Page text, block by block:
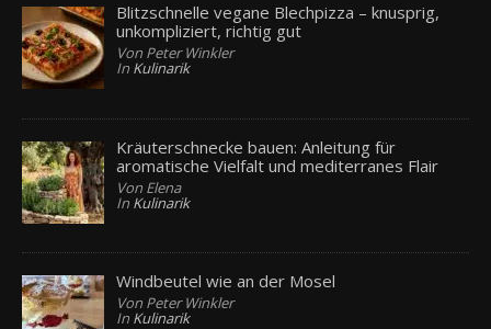
Blitzschnelle vegane Blechpizza – knusprig,
unkompliziert, richtig gut
Von Peter Winkler
In Kulinarik
Kräuterschnecke bauen: Anleitung für
aromatische Vielfalt und mediterranes Flair
Von Elena
In Kulinarik
Windbeutel wie an der Mosel
Von Peter Winkler
In Kulinarik